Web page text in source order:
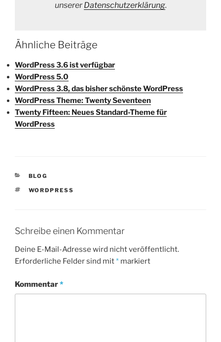
unsererDatenschutzerklärung.
Ähnliche Beiträge
WordPress 3.6 ist verfügbar
WordPress 5.0
WordPress 3.8, das bisher schönste WordPress
WordPress Theme: Twenty Seventeen
Twenty Fifteen: Neues Standard-Theme für
WordPress
KATEGORIEN
BLOG
SCHLAGWÖRTER
WORDPRESS
Schreibe einen Kommentar
Deine E-Mail-Adresse wird nicht veröffentlicht.
Erforderliche Felder sind mit* markiert
Kommentar*